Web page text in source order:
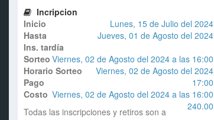
Incripcion
Inicio
Lunes, 15 de Julio del 2024
Hasta
Jueves, 01 de Agosto del 2024
Ins. tardía
Viernes, 02 de Agosto del 2024 a las 16:00
Sorteo
Viernes, 02 de Agosto del 2024
Horario Sorteo
17:00
Pago
Viernes, 02 de Agosto del 2024 a las 16:00
Costo
240.00
Todas las inscripciones y retiros son a